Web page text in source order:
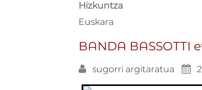
Hizkuntza
Euskara
BANDA BASSOTTI
sugorri argitaratua